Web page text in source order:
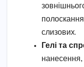
слизових.
Гелі та